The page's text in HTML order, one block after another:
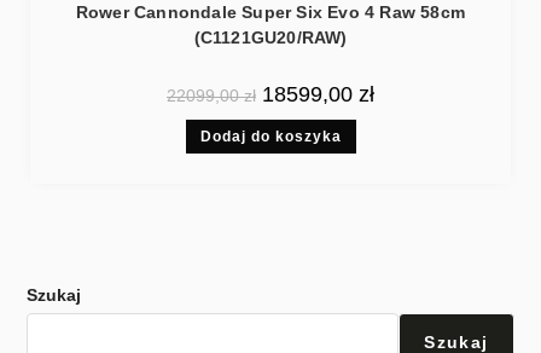
Rower Cannondale Super Six Evo 4 Raw 58cm
(C1121GU20/RAW)
22099,00zł 18599,00 zł
Dodaj do koszyka
Szukaj
Szukaj